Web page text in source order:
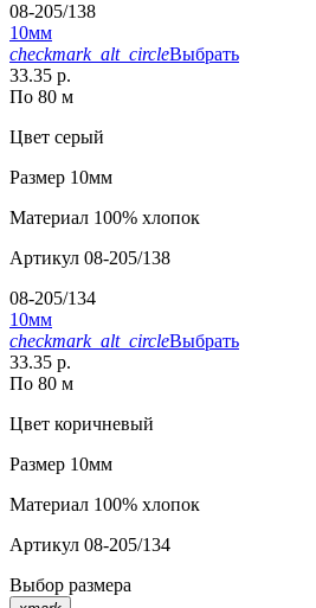
08-205/138
10мм
checkmark_alt_circleВыбрать
33.35 р.
По 80 м
Цвет серый
Размер 10мм
Материал 100% хлопок
Артикул 08-205/138
08-205/134
10мм
checkmark_alt_circleВыбрать
33.35 р.
По 80 м
Цвет коричневый
Размер 10мм
Материал 100% хлопок
Артикул 08-205/134
Выбор размера